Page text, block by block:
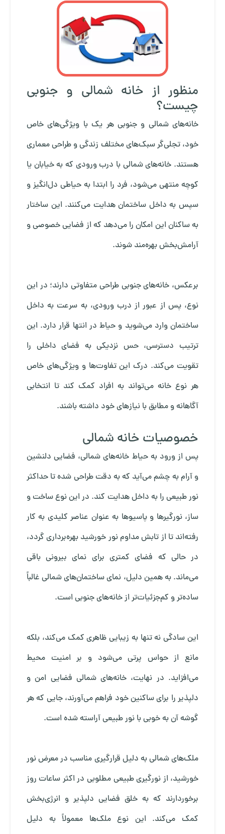
منظور از خانه شمالی و جنوبی
چیست؟
خانه‌های شمالی و جنوبی هر یک با ویژگی‌های خاص
خود، تجلی‌گر سبک‌های مختلف زندگی و طراحی معماری
هستند. خانه‌های شمالی با درب ورودی که به خیابان یا
کوچه منتهی می‌شود، فرد را ابتدا به حیاطی دل‌انگیز و
سپس به داخل ساختمان هدایت می‌کنند. این ساختار
به ساکنان این امکان را می‌دهد که از فضایی خصوصی و
آرامش‌بخش بهره‌مند شوند.
برعکس، خانه‌های جنوبی طراحی متفاوتی دارند؛ در این
نوع، پس از عبور از درب ورودی، به سرعت به داخل
ساختمان وارد می‌شوید و حیاط در انتها قرار دارد. این
ترتیب دسترسی، حس نزدیکی به فضای داخلی را
تقویت می‌کند. درک این تفاوت‌ها و ویژگی‌های خاص
هر نوع خانه می‌تواند به افراد کمک کند تا انتخابی
آگاهانه و مطابق با نیازهای خود داشته باشند.
خصوصیات خانه شمالی
پس از ورود به حیاط خانه‌های شمالی، فضایی دلنشین
و آرام به چشم می‌آید که به دقت طراحی شده تا حداکثر
نور طبیعی را به داخل هدایت کند. در این نوع ساخت و
ساز، نورگیرها و پاسیوها به عنوان عناصر کلیدی به کار
رفته‌اند تا از تابش مداوم نور خورشید بهره‌برداری گردد،
در حالی که فضای کمتری برای نمای بیرونی باقی
می‌ماند. به همین دلیل، نمای ساختمان‌های شمالی غالباً
ساده‌تر و کم‌جزئیات‌تر از خانه‌های جنوبی است.
این سادگی نه تنها به زیبایی ظاهری کمک می‌کند، بلکه
مانع از حواس‌ پرتی می‌شود و بر امنیت محیط
می‌افزاید. در نهایت، خانه‌های شمالی فضایی امن و
دلپذیر را برای ساکنین خود فراهم می‌آورند، جایی که هر
گوشه آن به ‌خوبی با نور طبیعی آراسته شده است.
ملک‌های شمالی به دلیل قرارگیری مناسب در معرض نور
خورشید، از نورگیری طبیعی مطلوبی در اکثر ساعات روز
برخوردارند که به خلق فضایی دلپذیر و انرژی‌بخش
کمک می‌کند. این نوع ملک‌ها معمولاً به دلیل